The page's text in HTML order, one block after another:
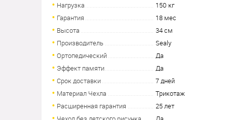
Нагрузка
150 кг
Гарантия
18 мес
Высота
34 см
Производитель
Sealy
Ортопедический
Да
Эффект памяти
Да
Срок доставки
7 дней
Материал Чехла
Трикотаж
Расширенная гарантия
25 лет